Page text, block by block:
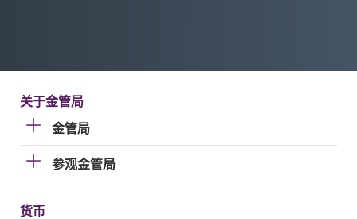
关于金管局
金管局
参观金管局
货币